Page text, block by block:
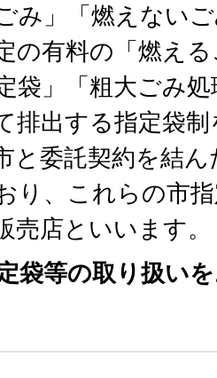
み」「燃えない
の有料の「燃え
袋」「粗大ごみ
排出する指定袋
と委託契約を結
り、これらの市
売店といいます。
袋等の取り扱い